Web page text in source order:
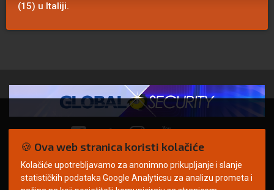
(15) u Italiji.
© Copyright 2026. | ARILEO
🍪 Ova web stranica koristi kolačiće
Kolačiće upotrebljavamo za anonimno prikupljanje i slanje
statističkih podataka Google Analyticsu za analizu prometa i